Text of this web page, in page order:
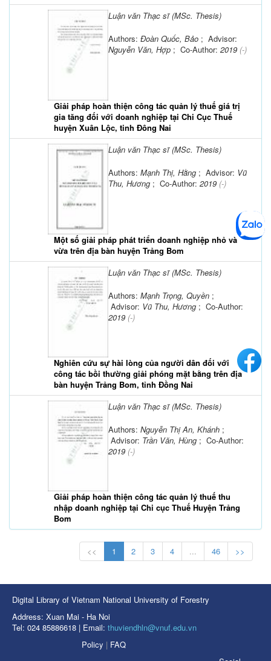
Luận văn Thạc sĩ (MSc. Thesis)
Giải pháp hoàn thiện công tác quản lý thuế giá trị
gia tăng đối với doanh nghiệp tại Chi Cục Thuế
huyện Xuân Lộc, tinh Đông Nai
Authors: Đoàn Quốc, Bảo ; Advisor:
Nguyễn Văn, Hợp ; Co-Author: 2019 (-)
Luận văn Thạc sĩ (MSc. Thesis)
Một số giải pháp phát triển doanh nghiệp nhỏ và
vừa trên địa bàn huyện Trảng Bom
Authors: Mạnh Thị, Hằng ; Advisor: Vũ
Thu, Hương ; Co-Author: 2019 (-)
Luận văn Thạc sĩ (MSc. Thesis)
Nghiên cứu sự hài lòng của người dân đối với
công tác bồi thường giải phóng mặt bằng trên địa
bàn huyện Trảng Bom, tỉnh Đồng Nai
Authors: Mạnh Trọng, Quyền ;
Advisor: Vũ Thu, Hương ; Co-Author:
2019 (-)
Luận văn Thạc sĩ (MSc. Thesis)
Giải pháp hoàn thiện công tác quản lý thuế thu
nhập doanh nghiệp tại Chi cục Thuế Huyện Trảng
Bom
Authors: Nguyễn Thị An, Khánh ;
Advisor: Trần Văn, Hùng ; Co-Author:
2019 (-)
<< 1 2 3 4 ... 46 >>
Digital Library of Vietnam National University of Forestry
Address: Xuan Mai - Ha Noi
Tel: 024 85886618 | Email: thuviendhln@vnuf.edu.vn
Policy | FAQ